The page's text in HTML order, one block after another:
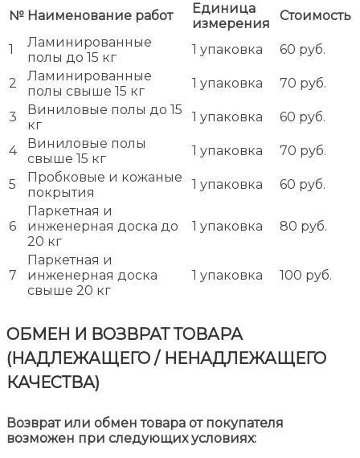
№ Наименование работ
Единица
измерения
Стоимость
1
Ламинированные
полы до 15 кг
1 упаковка 60 руб.
2
Ламинированные
полы свыше 15 кг
1 упаковка 70 руб.
3
Виниловые полы до 15
кг
1 упаковка 60 руб.
4
Виниловые полы
свыше 15 кг
1 упаковка 70 руб.
5
Пробковые и кожаные
покрытия
1 упаковка 60 руб.
6
Паркетная и
инженерная доска до
20 кг
1 упаковка 80 руб.
7
Паркетная и
инженерная доска
свыше 20 кг
1 упаковка 100 руб.
ОБМЕН И ВОЗВРАТ ТОВАРА
(НАДЛЕЖАЩЕГО / НЕНАДЛЕЖАЩЕГО
КАЧЕСТВА)
Возврат или обмен товара от покупателя
возможен при следующих условиях: